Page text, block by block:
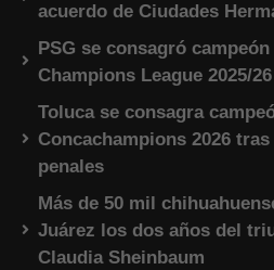
acuerdo de Ciudades
PSG se consagró campeón
Champions League 2025/26
Toluca se consagra
Concachampions 2026
penales
Más de 50 mil
Juárez los dos años del
Claudia Sheinbaum